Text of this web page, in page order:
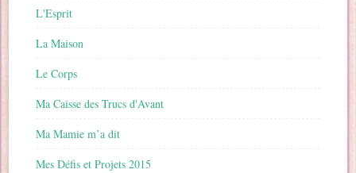
L'Esprit
La Maison
Le Corps
Ma Caisse des Trucs d'Avant
Ma Mamie m’a dit
Mes Défis et Projets 2015